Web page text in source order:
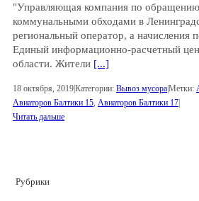
"Управляющая компания по
коммунальными обходами в
региональный оператор, а начисления
Единый информационно-расчетный
области. Жители [...]
18 октября, 2019Категории: Вывоз мусораМетки:
Авиаторов Балтики 15, Авиаторов Балтики 17
Читать дальше
Рубрики